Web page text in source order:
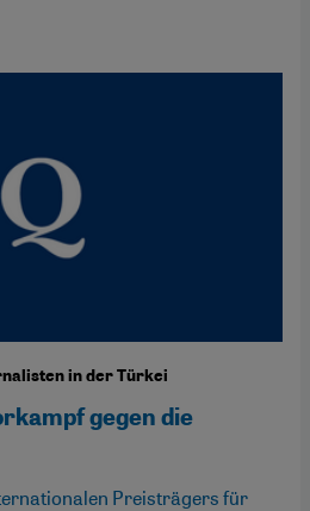
in der Türkei
gegen die
Preisträgers für